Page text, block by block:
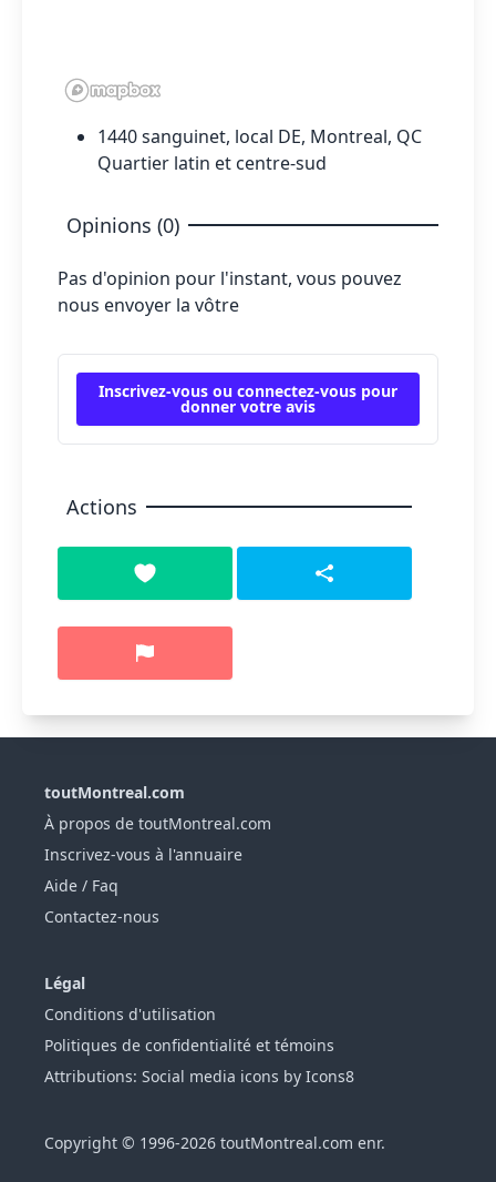
1440 sanguinet, local DE, Montreal, QC
Quartier latin et centre-sud
Opinions (0)
Pas d'opinion pour l'instant, vous pouvez
nous envoyer la vôtre
Inscrivez-vous ou connectez-vous pour
donner votre avis
Actions
toutMontreal.com
À propos de toutMontreal.com
Inscrivez-vous à l'annuaire
Aide / Faq
Contactez-nous
Légal
Conditions d'utilisation
Politiques de confidentialité et témoins
Attributions: Social media icons by Icons8
Copyright © 1996-2026 toutMontreal.com enr.